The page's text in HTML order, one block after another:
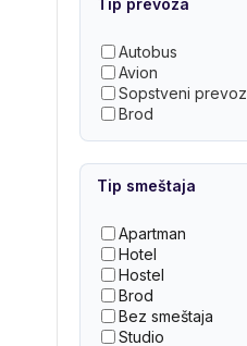
Tip prevoza
Autobus
Avion
Sopstveni prevoz
Brod
Tip smeštaja
Apartman
Hotel
Hostel
Brod
Bez smeštaja
Studio